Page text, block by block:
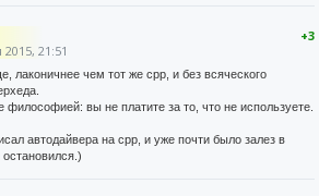
+3
21:51
лаконичнее чем тот же cpp, и без всяческого
философией: вы не платите за то, что не используете.
автодайвера на cpp, и уже почти было залез в